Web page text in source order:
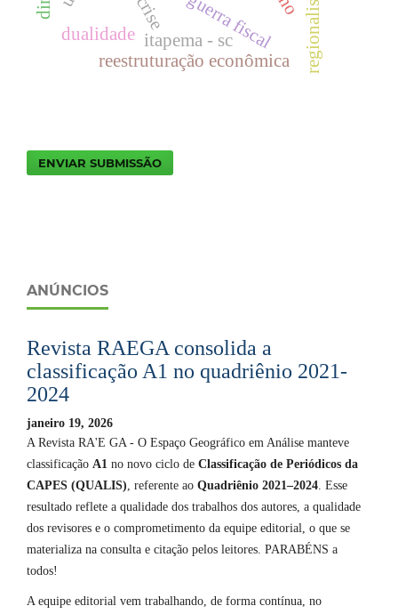
regionalismo
crise guerra fiscal
itapema - sc
reestruturação econômica
dualidade
ENVIAR SUBMISSÃO
ANÚNCIOS
Revista RAEGA consolida a
classificação A1 no quadriênio 2021-
2024
janeiro 19, 2026
A Revista RA'E GA - O Espaço Geográfico em Análise manteve
classificação A1 no novo ciclo de Classificação de Periódicos da
CAPES (QUALIS) , referente ao Quadriênio 2021–2024 . Esse
resultado reflete a qualidade dos trabalhos dos autores, a qualidade
dos revisores e o comprometimento da equipe editorial, o que se
materializa na consulta e citação pelos leitores. PARABÉNS a
todos!
A equipe editorial vem trabalhando, de forma contínua, no